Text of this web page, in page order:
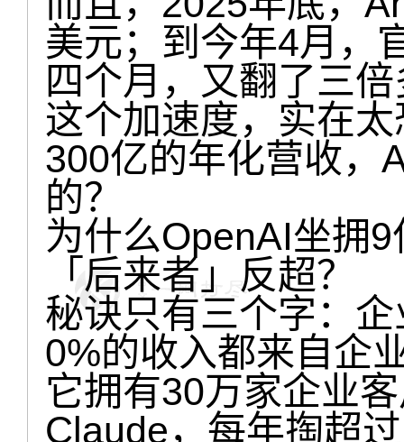
美元；到今年4月，
四个月，又翻了三
这个加速度，实在
300亿的年化营收，
的？
为什么OpenAI坐拥
「后来者」反超？
秘诀只有三个字：
0%的收入都来自企
它拥有30万家企业
Claude，每年掏超